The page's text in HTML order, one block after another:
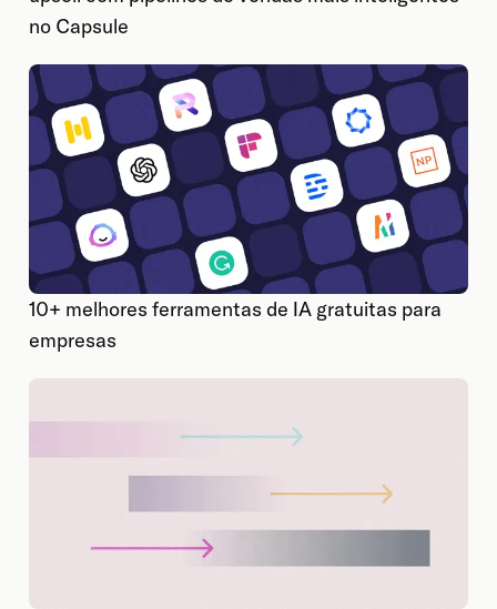
no Capsule
10+ melhores ferramentas de IA gratuitas para
empresas